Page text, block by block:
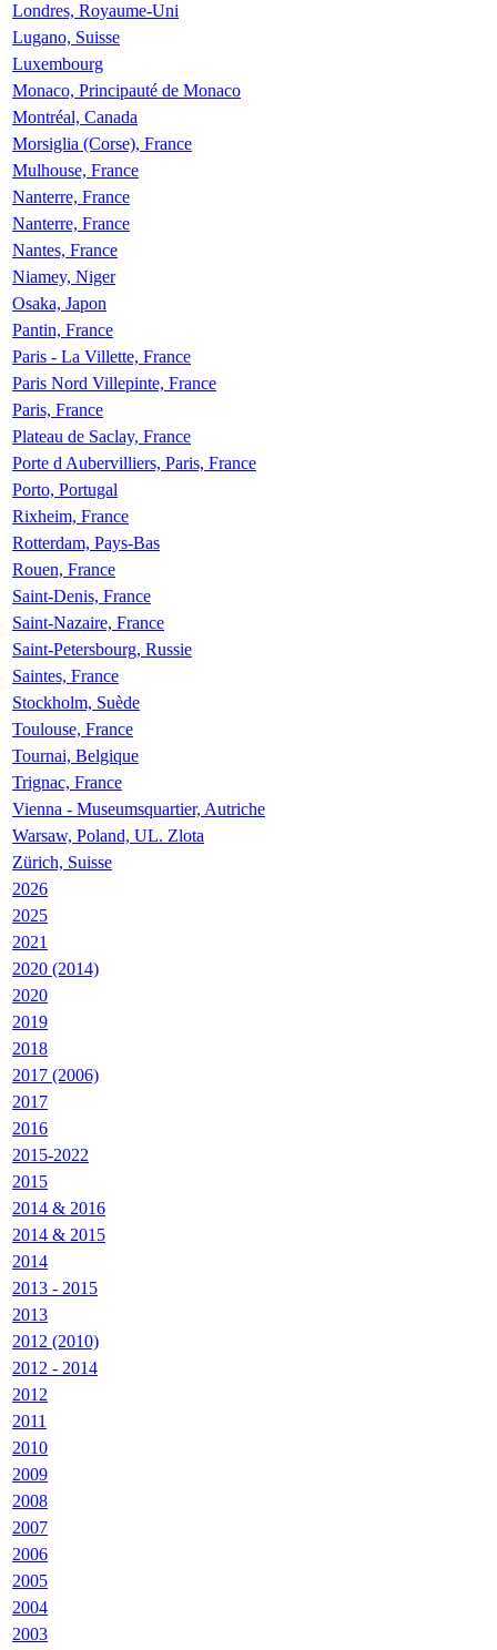
Londres, Royaume-Uni
Lugano, Suisse
Luxembourg
Monaco, Principauté de Monaco
Montréal, Canada
Morsiglia (Corse), France
Mulhouse, France
Nanterre, France
Nanterre, France
Nantes, France
Niamey, Niger
Osaka, Japon
Pantin, France
Paris - La Villette, France
Paris Nord Villepinte, France
Paris, France
Plateau de Saclay, France
Porte d Aubervilliers, Paris, France
Porto, Portugal
Rixheim, France
Rotterdam, Pays-Bas
Rouen, France
Saint-Denis, France
Saint-Nazaire, France
Saint-Petersbourg, Russie
Saintes, France
Stockholm, Suède
Toulouse, France
Tournai, Belgique
Trignac, France
Vienna - Museumsquartier, Autriche
Warsaw, Poland, UL. Zlota
Zürich, Suisse
2026
2025
2021
2020 (2014)
2020
2019
2018
2017 (2006)
2017
2016
2015-2022
2015
2014 & 2016
2014 & 2015
2014
2013 - 2015
2013
2012 (2010)
2012 - 2014
2012
2011
2010
2009
2008
2007
2006
2005
2004
2003